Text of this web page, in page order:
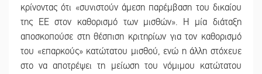
κρίνοντας ότι «συνιστούν άμεση παρέμβαση του δικαίου
της ΕΕ στον καθορισμό των μισθών». Η μία διάταξη
αποσκοπούσε στη θέσπιση κριτηρίων για τον καθορισμό
του «επαρκούς» κατώτατου μισθού, ενώ η άλλη στόχευε
στο να αποτρέψει τη μείωση του νόμιμου κατώτατου